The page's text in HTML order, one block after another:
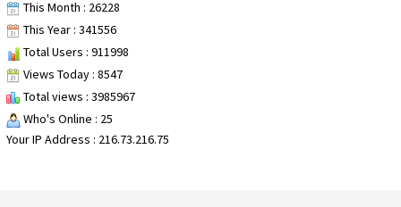
This Month : 26228
This Year : 341556
Total Users : 911998
Views Today : 8547
Total views : 3985967
Who's Online : 25
Your IP Address : 216.73.216.75